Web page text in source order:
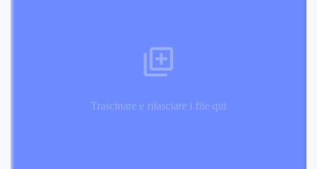
Trascinare e rilasciare i file qui